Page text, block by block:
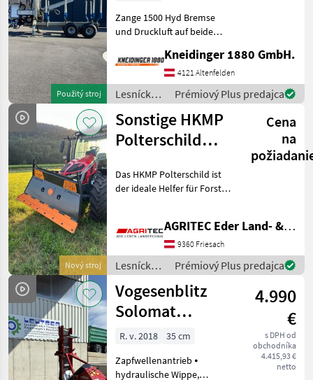
Použitý stroj
Zange 1500 Hyd Bremse
und Druckluft auf beide
Eigenversorgung Pumpe
Neu Gelenkwelle
Obenanhängung
Zulassungsschein ohne
BOX Verfügbar Ende Nove
Kneidinger 1880 GmbH.
4121 Altenfelden
Lesnícke a
drevárske
stroje /
Binderberger
Prémiový Plus predajca
Nový stroj
Sonstige HKMP
Polterschild
Cena
na
Das HKMP Polterschild ist
der ideale Helfer für Forst-
Räumen von Poltern oder
für vielseitige Arbeiten rund
um Hof und
AGRITEC Eder Land- & Forsttechnik GmbH
9360 Friesach
Lesnícke a
drevárske
stroje /
Sonstige
Prémiový Plus predajca
Vogesenblitz
Solomat
Wippsäge P5+HY
4.990
€
s DPH od
obchodníka
4.415,93 €
netto
R. v. 2018
35 cm
Zapfwellenantrieb ⦁
hydraulische Wippe,